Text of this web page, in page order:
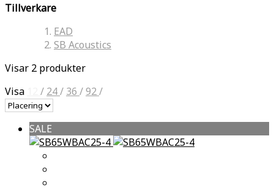
Tillverkare
EAD
SB Acoustics
Visar 2 produkter
Visa
/ 24/ 36 /92/
SALE